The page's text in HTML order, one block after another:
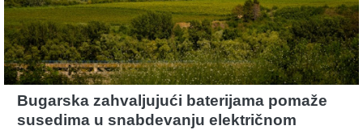
Bugarska zahvaljujući baterijama pomaže
susedima u snabdevanju električnom